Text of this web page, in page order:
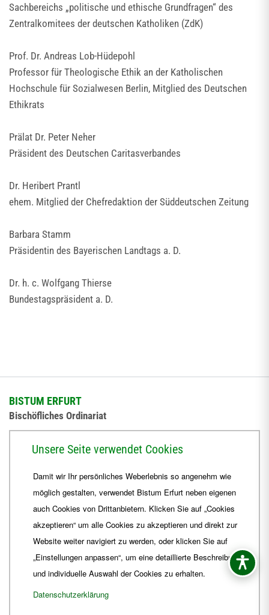
Sachbereichs „politische und ethische Grundfragen“ des
Zentralkomitees der deutschen Katholiken (ZdK)
Prof. Dr. Andreas Lob-Hüdepohl
Professor für Theologische Ethik an der Katholischen
Hochschule für Sozialwesen Berlin, Mitglied des Deutschen
Ethikrats
Prälat Dr. Peter Neher
Präsident des Deutschen Caritasverbandes
Dr. Heribert Prantl
ehem. Mitglied der Chefredaktion der Süddeutschen Zeitung
Barbara Stamm
Präsidentin des Bayerischen Landtags a. D.
Dr. h. c. Wolfgang Thierse
Bundestagspräsident a. D.
BISTUM ERFURT
Bischöfliches Ordinariat
+49 361 6572-444
E-Mail ordinariat@Bistum-Erfurt.de
Unsere Seite verwendet Cookies
Damit wir Ihr persönliches Weberlebnis so angenehm wie
möglich gestalten, verwendet Bistum Erfurt neben eigenen
auch Cookies von Drittanbietern. Klicken Sie auf „Cookies
akzeptieren“ um alle Cookies zu akzeptieren und direkt zur
Website weiter navigiert zu werden, oder klicken Sie auf
„Einstellungen anpassen“, um eine detaillierte Beschreibung
und individuelle Auswahl der Cookies zu erhalten.
Datenschutzerklärung